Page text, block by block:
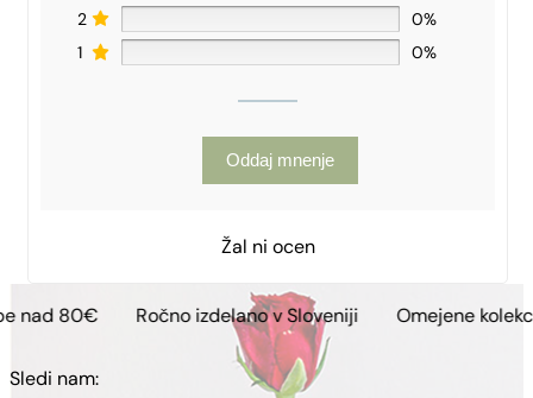
2
0%
1
0%
Oddaj mnenje
Žal ni ocen
Ročno izdelano v Sloveniji Omejene kolekcije
Sledi nam: